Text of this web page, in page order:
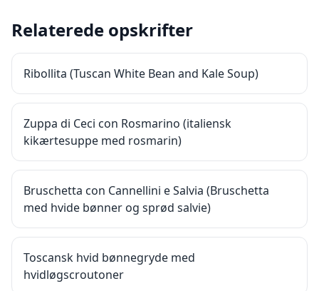
Relaterede opskrifter
Ribollita (Tuscan White Bean and Kale Soup)
Zuppa di Ceci con Rosmarino (italiensk
kikærtesuppe med rosmarin)
Bruschetta con Cannellini e Salvia (Bruschetta
med hvide bønner og sprød salvie)
Toscansk hvid bønnegryde med
hvidløgscroutoner